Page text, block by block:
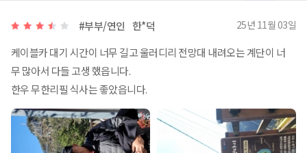
#부부/연인 한*덕 25년 11월 03일
케이블카 대기 시간이 너무 길고 울러디리 전망대 내려오는 계단이 너
무 많아서 다들 고생 했읍니다.
한우 무한리필 식사는 좋았읍니다.